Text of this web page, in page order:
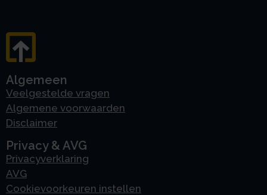
Algemeen
Veelgestelde vragen
Algemene voorwaarden
Disclaimer
Privacy & AVG
Privacyverklaring
AVG
Cookievoorkeuren instellen